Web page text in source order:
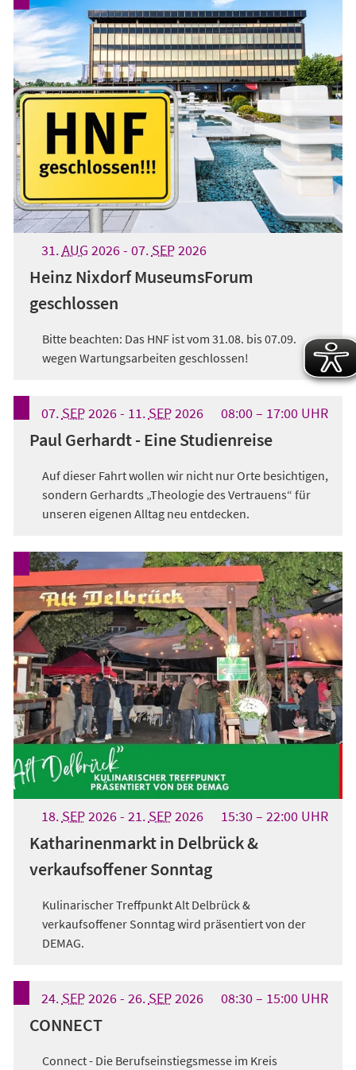
31.AUG 2026- 07. SEP2026
Heinz Nixdorf MuseumsForum
geschlossen
Bitte beachten: Das HNF ist vom 31.08. bis 07.09.
wegen Wartungsarbeiten geschlossen!
07. SEP2026- 11. SEP2026 08:00 17:00UHR
Paul Gerhardt - Eine Studienreise
Auf dieser Fahrt wollen wir nicht nur Orte besichtigen,
sondern Gerhardts „Theologie des Vertrauens“ für
unseren eigenen Alltag neu entdecken.
18. SEP2026- 21. SEP2026 15:30 22:00UHR
Katharinenmarkt in Delbrück &
verkaufsoffener Sonntag
Kulinarischer Treffpunkt Alt Delbrück &
verkaufsoffener Sonntag wird präsentiert von der
DEMAG.
24. SEP2026- 26. SEP2026 08:30 15:00UHR
CONNECT
Connect - Die Berufseinstiegsmesse im Kreis